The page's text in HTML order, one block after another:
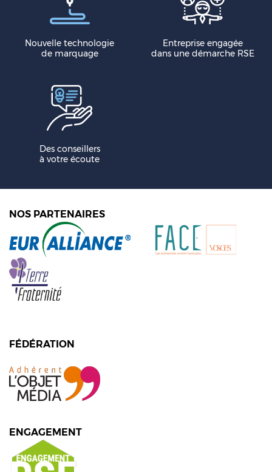
Nouvelle technologie
de marquage
Entreprise engagée
dans une démarche RSE
Des conseillers
à votre écoute
NOS PARTENAIRES
FÉDÉRATION
ENGAGEMENT